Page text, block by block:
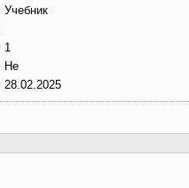
Учебник
1
Не
28.02.2025